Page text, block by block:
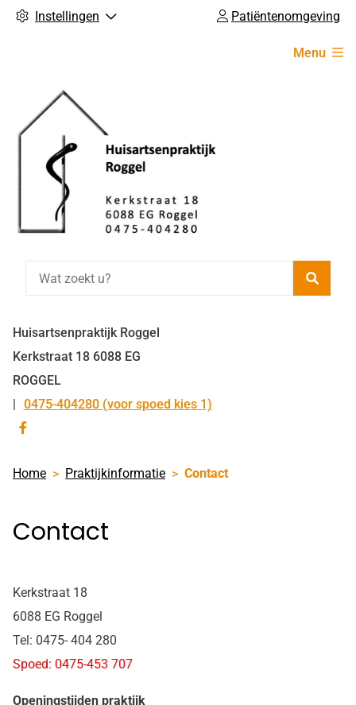
Instellingen Patiëntenomgeving
Menu
Huisartsenpraktijk Roggel
Kerkstraat 18 6088 EG
ROGGEL
Tel:
0475-404280 (voor spoed kies 1)
facebook
Home Praktijkinformatie Contact
Contact
Kerkstraat 18
6088 EG Roggel
Tel: 0475- 404 280
Spoed: 0475-453 707
Openingstijden praktijk